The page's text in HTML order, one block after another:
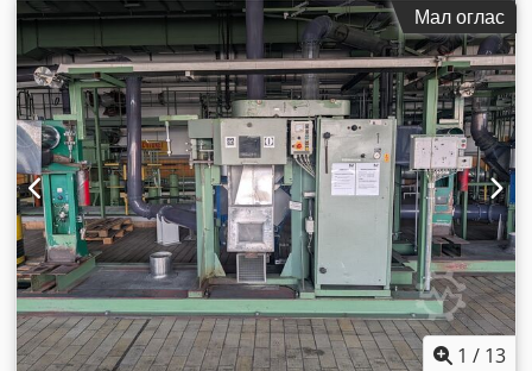
Мал оглас
1 / 13